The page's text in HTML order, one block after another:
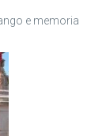
e memoria